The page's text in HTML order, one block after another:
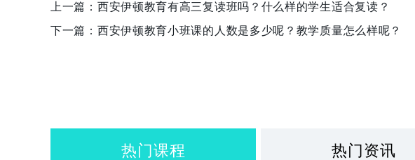
上一篇： 西安伊顿教育有高三复读班吗？什么样的学生适合复读？
下一篇： 西安伊顿教育小班课的人数是多少呢？教学质量怎么样呢？
热门课程 热门资讯